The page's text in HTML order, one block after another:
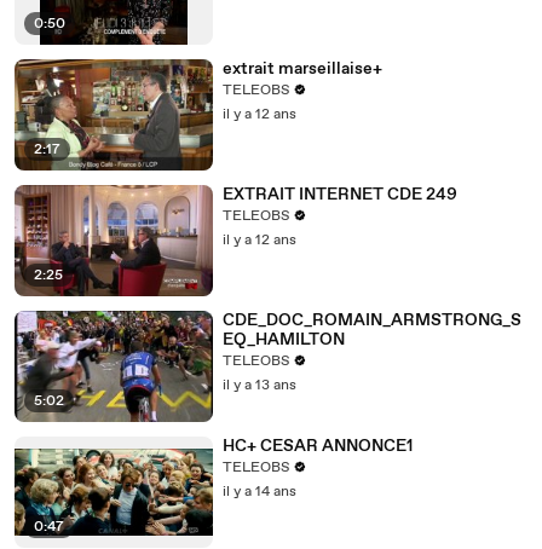
0:50
2:17
extrait marseillaise+
TELEOBS
il y a 12 ans
2:25
EXTRAIT INTERNET CDE 249
TELEOBS
il y a 12 ans
5:02
CDE_DOC_ROMAIN_ARMSTRONG_S
EQ_HAMILTON
TELEOBS
il y a 13 ans
0:47
HC+ CESAR ANNONCE1
TELEOBS
il y a 14 ans